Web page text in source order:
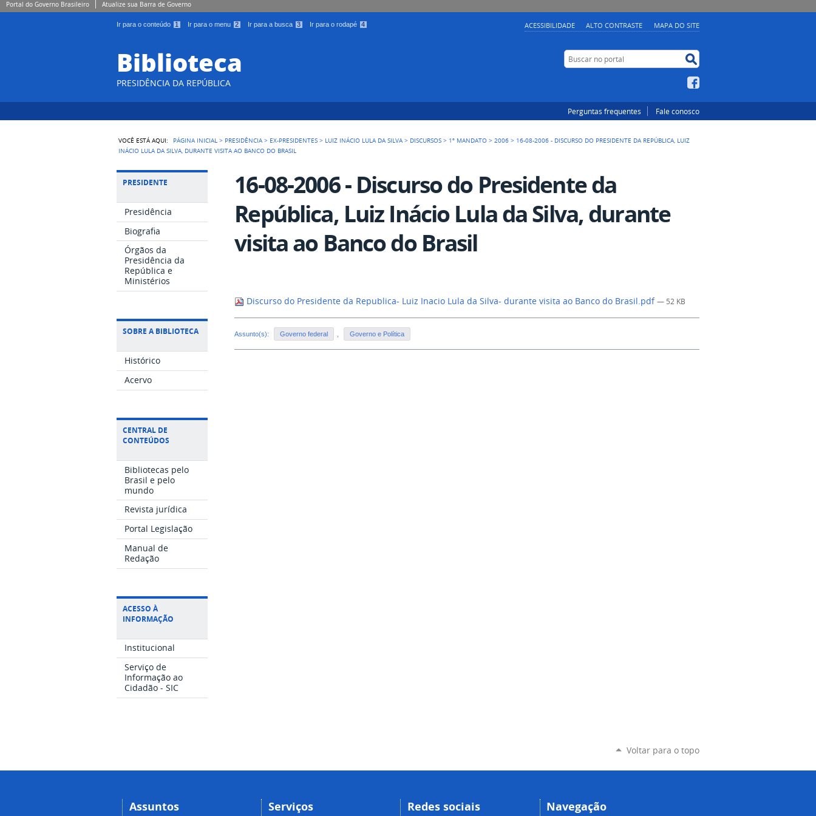
Portal do Governo Brasileiro Atualize sua Barra de Governo
Ir para o conteúdo 1 Ir para o menu 2 Ir para a busca 3 Ir para o rodapé 4 ACESSIBILIDADE ALTO CONTRASTE MAPA DO SITE
Biblioteca
PRESIDÊNCIA DA REPÚBLICA
Buscar no portal
Perguntas frequentes Fale conosco
VOCÊ ESTÁ AQUI: PÁGINA INICIAL > PRESIDÊNCIA > EX-PRESIDENTES > LUIZ INÁCIO LULA DA SILVA > DISCURSOS > 1º MANDATO >2006 > 16-08-2006 - DISCURSO DO PRESIDENTE DA REPÚBLICA, LUIZ
INÁCIO LULA DA SILVA, DURANTE VISITA AO BANCO DO BRASIL
PRESIDENTE
Presidência
Biografia
Órgãos da
Presidência da
República e
Ministérios
SOBRE A BIBLIOTECA
Histórico
Acervo
CENTRAL DE
CONTEÚDOS
Bibliotecas pelo
Brasil e pelo
mundo
Revista jurídica
Portal Legislação
Manual de
Redação
ACESSO À
INFORMAÇÃO
Institucional
Serviço de
Informação ao
Cidadão - SIC
16-08-2006 - Discurso do Presidente da
República, Luiz Inácio Lula da Silva, durante
visita ao Banco do Brasil
Discurso do Presidente da Republica- Luiz Inacio Lula da Silva- durante visita ao Banco do Brasil.pdf— 52 KB
Assunto(s): Governo federal Governo e Política
Voltar para o topo
Assuntos Serviços Redes sociais Navegação